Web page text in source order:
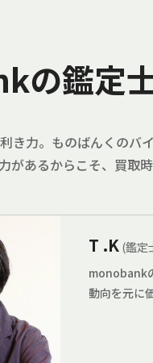
の鑑定
き力。ものばんくのバ
があるからこそ、買取
T .K (鑑定
monobank
動向を元に